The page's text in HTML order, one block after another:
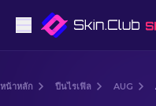
หน้าหลัก ปืนไรเฟิล AUG